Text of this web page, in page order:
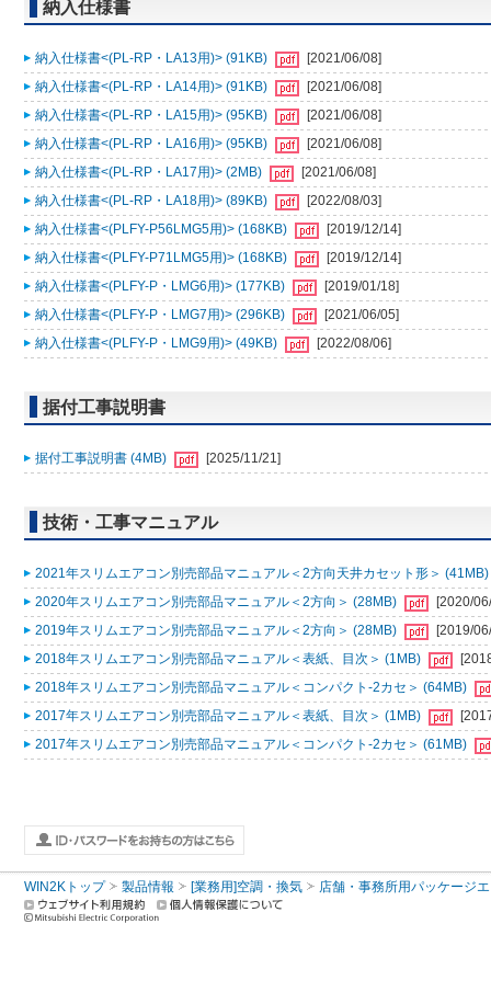
納入仕様書
納入仕様書<(PL-RP・LA13用)> (91KB)
[2021/06/08]
納入仕様書<(PL-RP・LA14用)> (91KB)
[2021/06/08]
納入仕様書<(PL-RP・LA15用)> (95KB)
[2021/06/08]
納入仕様書<(PL-RP・LA16用)> (95KB)
[2021/06/08]
納入仕様書<(PL-RP・LA17用)> (2MB)
[2021/06/08]
納入仕様書<(PL-RP・LA18用)> (89KB)
[2022/08/03]
納入仕様書<(PLFY-P56LMG5用)> (168KB)
[2019/12/14]
納入仕様書<(PLFY-P71LMG5用)> (168KB)
[2019/12/14]
納入仕様書<(PLFY-P・LMG6用)> (177KB)
[2019/01/18]
納入仕様書<(PLFY-P・LMG7用)> (296KB)
[2021/06/05]
納入仕様書<(PLFY-P・LMG9用)> (49KB)
[2022/08/06]
据付工事説明書
据付工事説明書 (4MB) [2025/11/21]
技術・工事マニュアル
2021年スリムエアコン別売部品マニュアル＜2方向天井カセット形＞ (41MB)
2020年スリムエアコン別売部品マニュアル＜2方向＞ (28MB)
[2020/
2019年スリムエアコン別売部品マニュアル＜2方向＞ (28MB)
[2019/
2018年スリムエアコン別売部品マニュアル＜表紙、目次＞ (1MB)
2018年スリムエアコン別売部品マニュアル＜コンパクト-2カセ＞ (64MB)
2017年スリムエアコン別売部品マニュアル＜表紙、目次＞ (1MB)
2017年スリムエアコン別売部品マニュアル＜コンパクト-2カセ＞ (61MB)
WIN2Kトップ 製品情報 [業務用]空調・換気 店舗・事務所用パッケージ